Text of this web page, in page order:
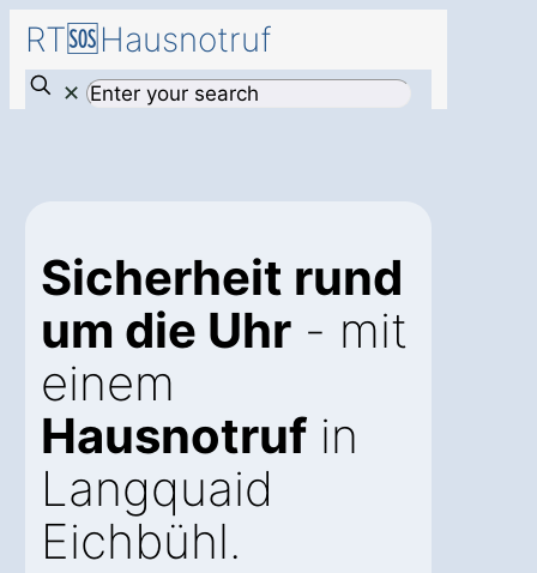
RT🆘Hausnotruf
✕
Sicherheit rund
um die Uhr - mit
einem
Hausnotruf in
Langquaid
Eichbühl.